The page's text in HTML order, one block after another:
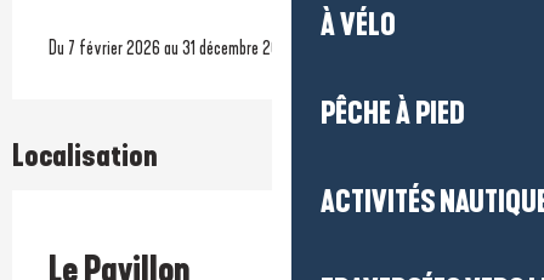
À VÉLO
PÊCHE À PIED
ACTIVITÉS
Du 7 février 2026 au 31 décembre 2026
Localisation
Le Pavillon